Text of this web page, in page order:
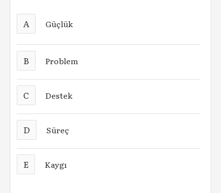
A Güçlük
B Problem
C Destek
D Süreç
E Kaygı